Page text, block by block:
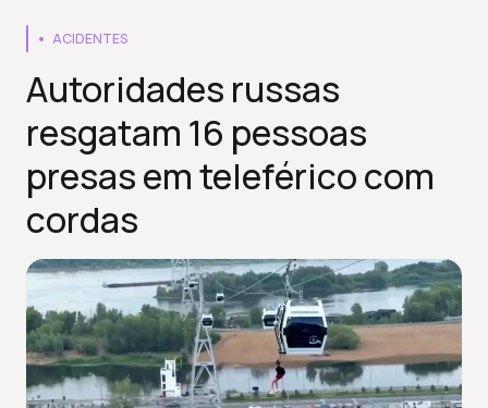
ACIDENTES
Autoridades russas
resgatam 16 pessoas
presas em teleférico com
cordas